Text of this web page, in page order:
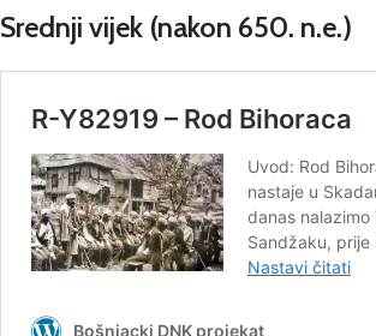
Srednji vijek (nakon 650. n.e.)